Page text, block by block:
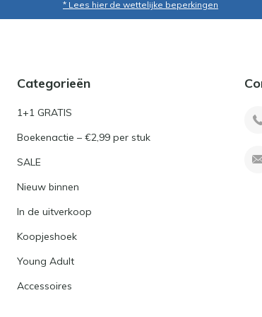
* Lees hier de wettelijke beperkingen
Categorieën
1+1 GRATIS
Boekenactie – €2,99 per stuk
SALE
Nieuw binnen
In de uitverkoop
Koopjeshoek
Young Adult
Accessoires